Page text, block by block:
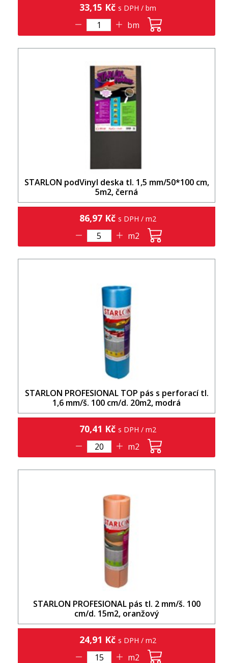
33,15 Kč s DPH / bm
bm
STARLON podVinyl deska tl. 1,5 mm/50*100 cm,
5m2, černá
86,97 Kč s DPH / m2
m2
STARLON PROFESIONAL TOP pás s perforací tl.
1,6 mm/š. 100 cm/d. 20m2, modrá
70,41 Kč s DPH / m2
m2
STARLON PROFESIONAL pás tl. 2 mm/š. 100
cm/d. 15m2, oranžový
24,91 Kč s DPH / m2
m2